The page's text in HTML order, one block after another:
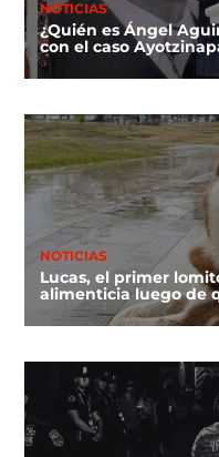
NOTICIAS
¿Quién es Ángel
con el caso
NOTICIAS
Lucas, el primer
alimenticia luego de